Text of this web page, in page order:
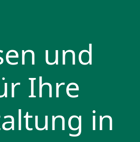
und
Ihre
in